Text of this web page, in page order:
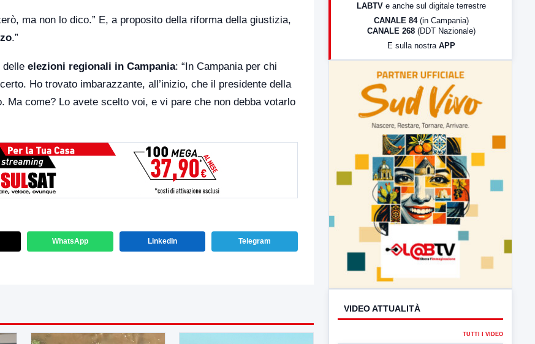
ma non lo dico.” E, a proposito della riforma della giustizia,
.”
delle elezioni regionali in Campania: “In Campania per chi
Ho trovato imbarazzante, all’inizio, che il presidente della
Ma come? Lo avete scelto voi, e vi pare che non debba votarlo
WhatsApp LinkedIn Telegram
LabNews (Diretta)
LabNews (replica)
LABTV e anche sul digitale terrestre
CANALE 84 (in Campania)
CANALE 268 (DDT Nazionale)
E sulla nostra APP
VIDEO ATTUALITÀ
TUTTI I VIDEO